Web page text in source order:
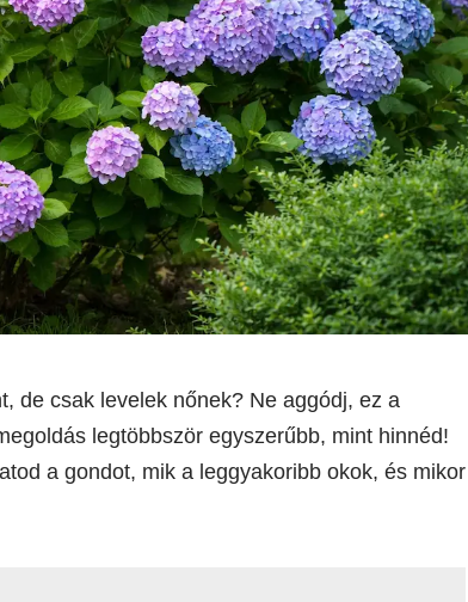
de csak levelek nőnek? Ne aggódj, ez a
legtöbbször egyszerűbb, mint hinnéd!
a gondot, mik a leggyakoribb okok, és mikor